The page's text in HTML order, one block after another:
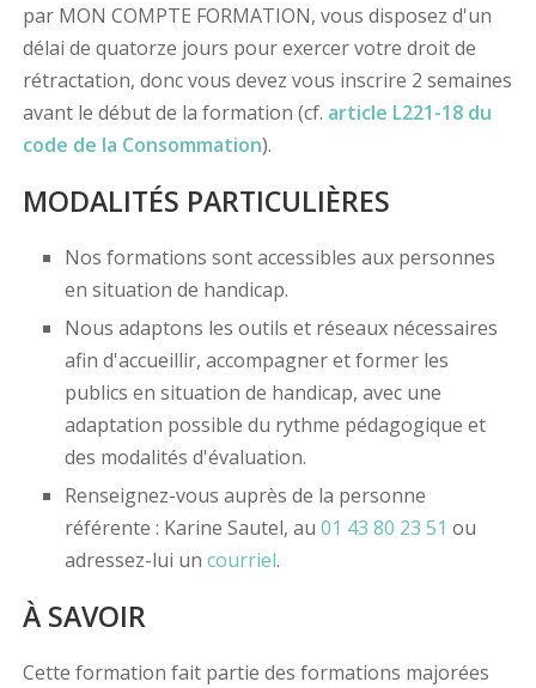
par MON COMPTE FORMATION, vous disposez d'un
délai de quatorze jours pour exercer votre droit de
rétractation, donc vous devez vous inscrire 2 semaines
avant le début de la formation (cf. article L221-18 du
code de la Consommation).
MODALITÉS PARTICULIÈRES
Nos formations sont accessibles aux personnes
en situation de handicap.
Nous adaptons les outils et réseaux nécessaires
afin d'accueillir, accompagner et former les
publics en situation de handicap, avec une
adaptation possible du rythme pédagogique et
des modalités d'évaluation.
Renseignez-vous auprès de la personne
référente : Karine Sautel, au 01 43 80 23 51 ou
adressez-lui un courriel.
À SAVOIR
Cette formation fait partie des formations majorées